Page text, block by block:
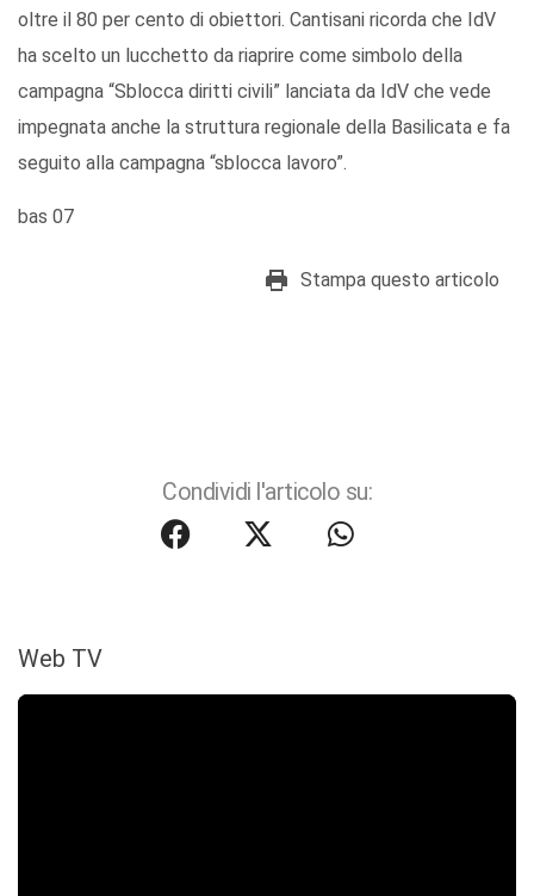
oltre il 80 per cento di obiettori. Cantisani ricorda che IdV
ha scelto un lucchetto da riaprire come simbolo della
campagna “Sblocca diritti civili” lanciata da IdV che vede
impegnata anche la struttura regionale della Basilicata e fa
seguito alla campagna “sblocca lavoro”.
bas 07
Stampa questo articolo
Condividi l'articolo su:
Web TV